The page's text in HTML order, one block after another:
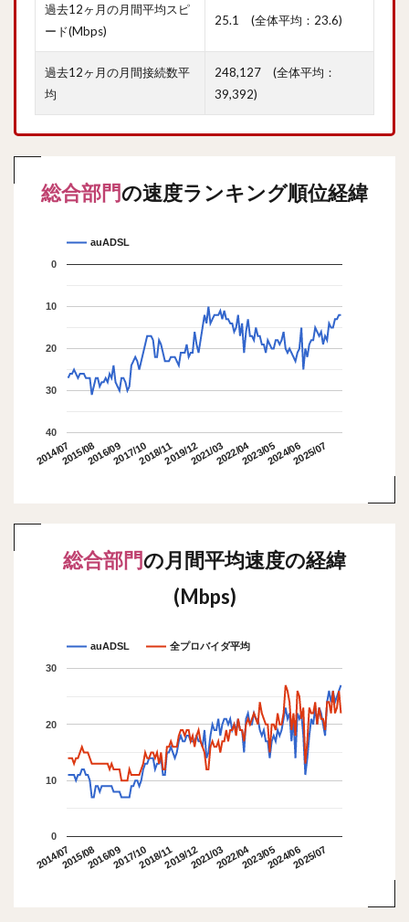
過去12ヶ月の月間平均スピ
ード(Mbps)
25.1 (全体平均：23.6)
過去12ヶ月の月間接続数平
均
248,127 (全体平均：
39,392)
総合部門の速度ランキング順位経緯
auADSL
2014/072015/082016/092017/102018/112019/122021/032022/042023/052024/062025/07
0
10
20
30
40
総合部門の月間平均速度の経緯
(Mbps)
auADSL 全プロバイダ平均
2014/072015/082016/092017/102018/112019/122021/032022/042023/052024/062025/07
0
10
20
30